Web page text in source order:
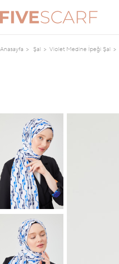
Anasayfa Şal Violet Medine İpeği Şal